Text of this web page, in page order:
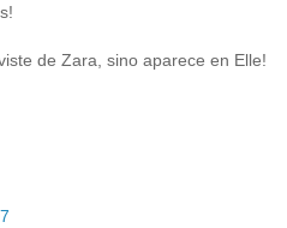
de Zara, sino aparece en Elle!